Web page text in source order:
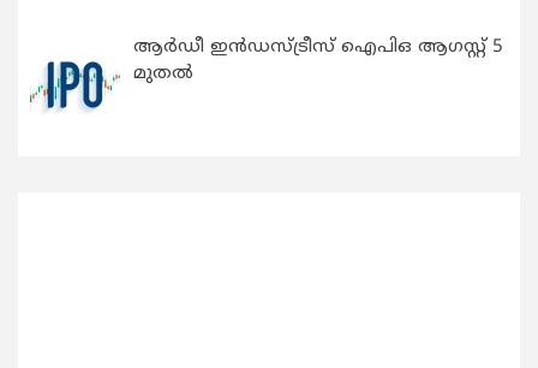
ആർഡീ ഇൻഡസ്ട്രീസ് ഐപിഒ ആഗസ്റ്റ് 5
മുതൽ